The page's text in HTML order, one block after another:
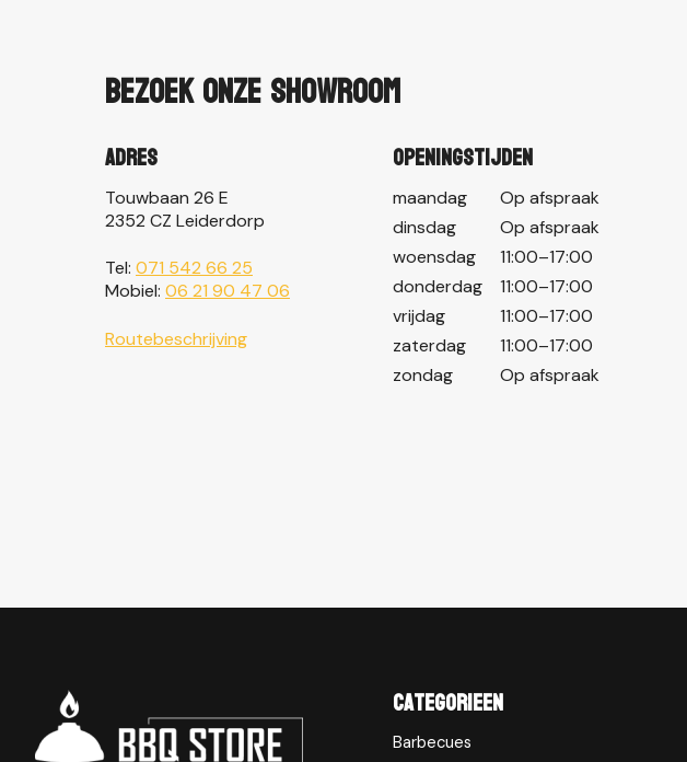
Bezoek onze showroom
Adres
Touwbaan 26 E
2352 CZ Leiderdorp
Tel: 071 542 66 25
Mobiel: 06 21 90 47 06
Routebeschrijving
Openingstijden
maandag
Op afspraak
dinsdag
Op afspraak
woensdag
11:00–17:00
donderdag
11:00–17:00
vrijdag
11:00–17:00
zaterdag
11:00–17:00
zondag
Op afspraak
Categorieen
Barbecues